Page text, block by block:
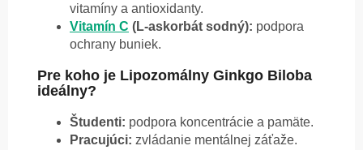
vitamíny a antioxidanty.
Vitamín C (L-askorbát sodný): podpora
ochrany buniek.
Pre koho je Lipozomálny Ginkgo Biloba
ideálny?
Študenti: podpora koncentrácie a pamäte.
Pracujúci: zvládanie mentálnej záťaže.